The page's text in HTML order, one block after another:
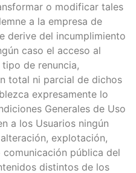
o modificar tales
a la empresa de
derive del incumplimiento
caso el acceso al
de renuncia,
total ni parcial de dichos
expresamente lo
Generales de Uso
a los Usuarios ningún
explotación,
pública del
distintos de los